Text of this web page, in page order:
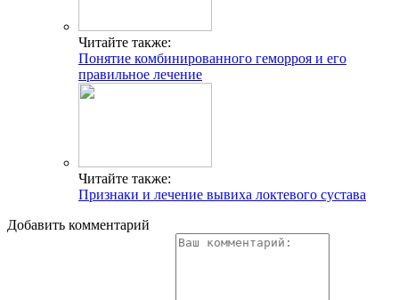
Читайте также:
Понятие комбинированного геморроя и его
правильное лечение
Читайте также:
Признаки и лечение вывиха локтевого сустава
Добавить комментарий